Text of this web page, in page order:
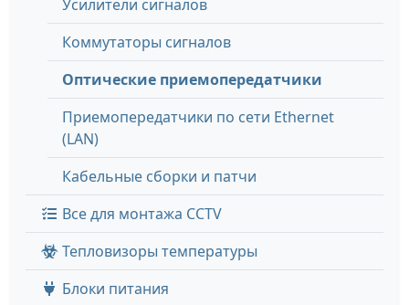
Усилители сигналов
Коммутаторы сигналов
Оптические приемопередатчики
Приемопередатчики по сети Ethernet
(LAN)
Кабельные сборки и патчи
Все для монтажа CCTV
Тепловизоры температуры
Блоки питания